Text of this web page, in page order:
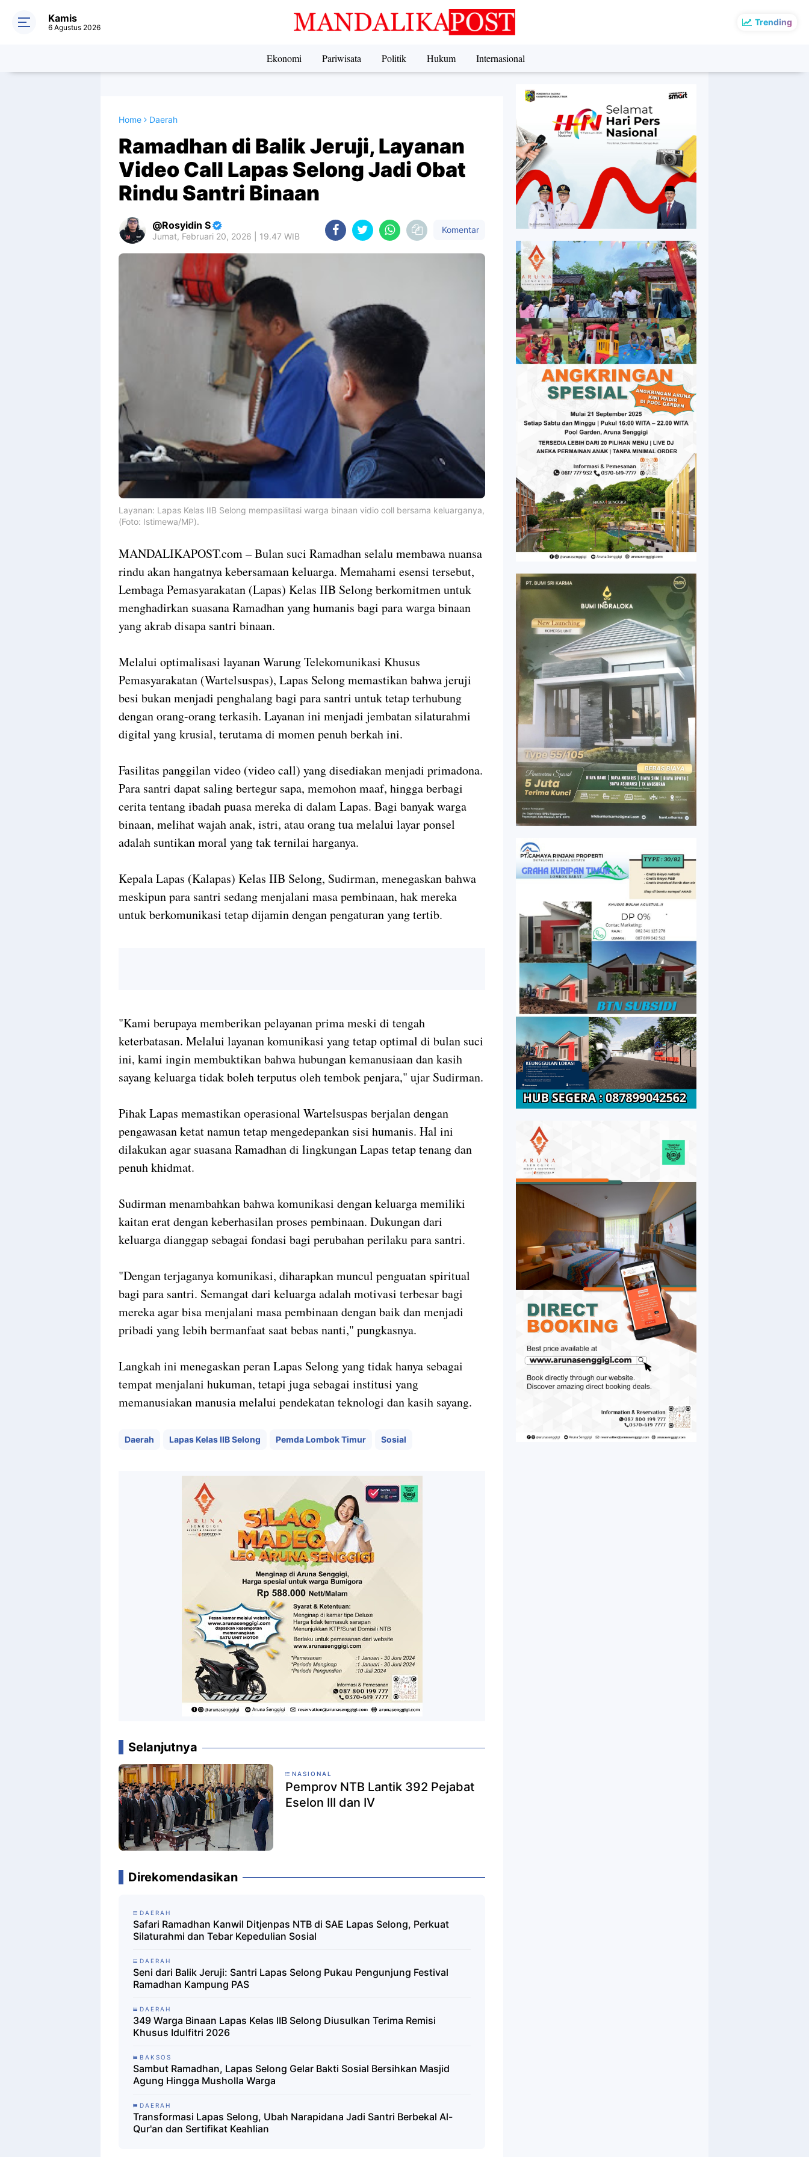
Trending
Kamis
6 Agustus 2026
Ekonomi Pariwisata Politik Hukum Internasional
Home Daerah
Ramadhan di Balik Jeruji, Layanan
Video Call Lapas Selong Jadi Obat
Rindu Santri Binaan
Rosyidin S
Jumat, Februari 20, 2026 | 19.47 WIB
Komentar
Layanan: Lapas Kelas IIB Selong mempasilitasi warga binaan vidio coll bersama keluarganya,
(Foto: Istimewa/MP).
MANDALIKAPOST.com – Bulan suci Ramadhan selalu membawa nuansa
rindu akan hangatnya kebersamaan keluarga. Memahami esensi tersebut,
Lembaga Pemasyarakatan (Lapas) Kelas IIB Selong berkomitmen untuk
menghadirkan suasana Ramadhan yang humanis bagi para warga binaan
yang akrab disapa santri binaan.
Melalui optimalisasi layanan Warung Telekomunikasi Khusus
Pemasyarakatan (Wartelsuspas), Lapas Selong memastikan bahwa jeruji
besi bukan menjadi penghalang bagi para santri untuk tetap terhubung
dengan orang-orang terkasih. Layanan ini menjadi jembatan silaturahmi
digital yang krusial, terutama di momen penuh berkah ini.
Fasilitas panggilan video (video call) yang disediakan menjadi primadona.
Para santri dapat saling bertegur sapa, memohon maaf, hingga berbagi
cerita tentang ibadah puasa mereka di dalam Lapas. Bagi banyak warga
binaan, melihat wajah anak, istri, atau orang tua melalui layar ponsel
adalah suntikan moral yang tak ternilai harganya.
Kepala Lapas (Kalapas) Kelas IIB Selong, Sudirman, menegaskan bahwa
meskipun para santri sedang menjalani masa pembinaan, hak mereka
untuk berkomunikasi tetap dijamin dengan pengaturan yang tertib.
"Kami berupaya memberikan pelayanan prima meski di tengah
keterbatasan. Melalui layanan komunikasi yang tetap optimal di bulan suci
ini, kami ingin membuktikan bahwa hubungan kemanusiaan dan kasih
sayang keluarga tidak boleh terputus oleh tembok penjara," ujar Sudirman.
Pihak Lapas memastikan operasional Wartelsuspas berjalan dengan
pengawasan ketat namun tetap mengedepankan sisi humanis. Hal ini
dilakukan agar suasana Ramadhan di lingkungan Lapas tetap tenang dan
penuh khidmat.
Sudirman menambahkan bahwa komunikasi dengan keluarga memiliki
kaitan erat dengan keberhasilan proses pembinaan. Dukungan dari
keluarga dianggap sebagai fondasi bagi perubahan perilaku para santri.
"Dengan terjaganya komunikasi, diharapkan muncul penguatan spiritual
bagi para santri. Semangat dari keluarga adalah motivasi terbesar bagi
mereka agar bisa menjalani masa pembinaan dengan baik dan menjadi
pribadi yang lebih bermanfaat saat bebas nanti," pungkasnya.
Langkah ini menegaskan peran Lapas Selong yang tidak hanya sebagai
tempat menjalani hukuman, tetapi juga sebagai institusi yang
memanusiakan manusia melalui pendekatan teknologi dan kasih sayang.
Daerah Lapas Kelas IIB Selong Pemda Lombok Timur Sosial
Selanjutnya
NASIONAL
Pemprov NTB Lantik 392 Pejabat
Eselon III dan IV
Direkomendasikan
DAERAH
Safari Ramadhan Kanwil Ditjenpas NTB di SAE Lapas Selong, Perkuat
Silaturahmi dan Tebar Kepedulian Sosial
DAERAH
Seni dari Balik Jeruji: Santri Lapas Selong Pukau Pengunjung Festival
Ramadhan Kampung PAS
DAERAH
349 Warga Binaan Lapas Kelas IIB Selong Diusulkan Terima Remisi
Khusus Idulfitri 2026
BAKSOS
Sambut Ramadhan, Lapas Selong Gelar Bakti Sosial Bersihkan Masjid
Agung Hingga Musholla Warga
DAERAH
Transformasi Lapas Selong, Ubah Narapidana Jadi Santri Berbekal Al-
Qur'an dan Sertifikat Keahlian